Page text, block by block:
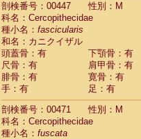
剖検番号：00447
性別：M
科名：Cercopithecidae
種小名： fascicularis
和名：カニクイザル
頭蓋骨：有
下顎骨：有
尺骨：有
肩甲骨：有
腓骨：有
寛骨：有
手：有
足：有
剖検番号：00471
性別：M
科名：Cercopithecidae
種小名： fuscata